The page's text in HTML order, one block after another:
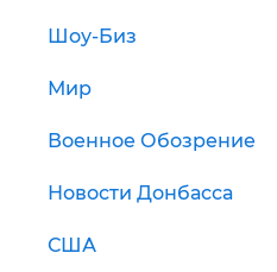
Шоу-Биз
Мир
Военное Обозрение
Новости Донбасса
США